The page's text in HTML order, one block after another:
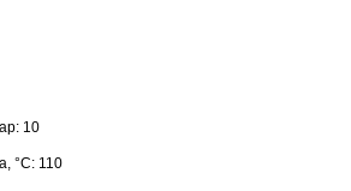
10
°С: 110